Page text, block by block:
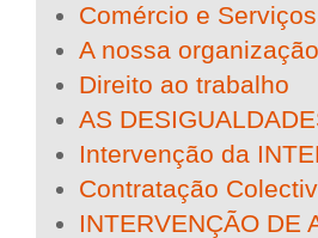
Comércio e Serviços
A nossa organização
Direito ao trabalho
AS
Intervenção da
Contratação
INTERVENÇÃO DE